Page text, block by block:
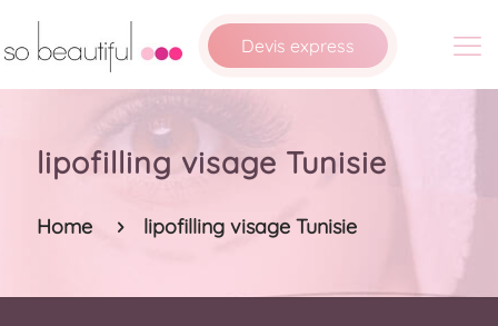
Devis express
lipofilling visage Tunisie
Home lipofilling visage Tunisie